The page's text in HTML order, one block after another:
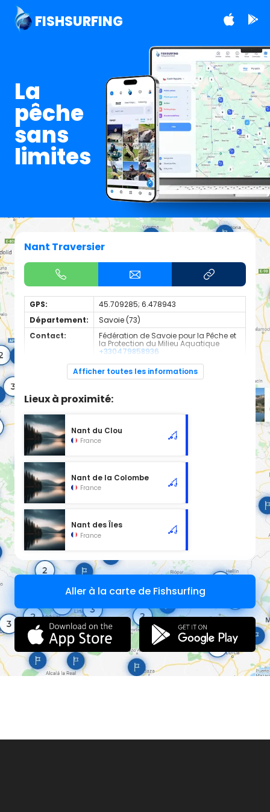
FISHSURFING
La
pêche
sans
limites
Nant Traversier
GPS:
45.709285; 6.478943
Département:
Savoie (73)
Contact:
Fédération de Savoie pour la Pêche et
la Protection du Milieu Aquatique
+330479858936
Espèces de
Truite
catégorie piscicole à cet emplacement.
Afficher toutes les informations
Lieux à proximité:
Nant du Clou
France
Nant de la Colombe
France
Nant des Îles
France
Aller à la carte de Fishsurfing